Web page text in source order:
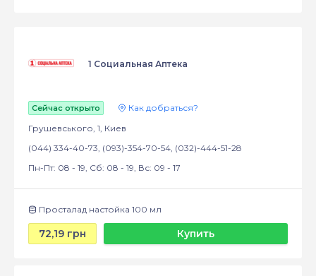
1 Социальная Аптека
Сейчас открыто
Как добраться?
Грушевського, 1, Киев
(044) 334-40-73, (093)-354-70-54, (032)-444-51-28
Пн-Пт: 08 - 19, Сб: 08 - 19, Вс: 09 - 17
Просталад настойка 100 мл
72,19 грн Купить